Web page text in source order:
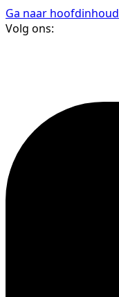
Ga naar hoofdinhoud
Volg ons: